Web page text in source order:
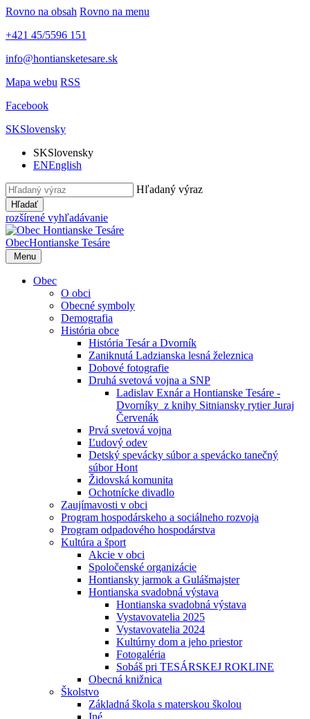
Rovno na obsah Rovno na menu
+421 45/5596 151
info@hontiansketesare.sk
Mapa webu RSS
Facebook
SKSlovensky
SKSlovensky
ENEnglish
Hľadaný výraz
Hľadať
rozšírené vyhľadávanie
ObecHontianske Tesáre
Menu
Obec
O obci
Obecné symboly
Demografia
História obce
História Tesár a Dvorník
Zaniknutá Ladzianska lesná železnica
Dobové fotografie
Druhá svetová vojna a SNP
Ladislav Exnár a Hontianske Tesáre -
Dvorníky z knihy Sitniansky rytier Juraj
Červenák
Prvá svetová vojna
Ľudový odev
Detský spevácky súbor a spevácko tanečný
súbor Hont
Židovská komunita
Ochotnícke divadlo
Zaujímavosti v obci
Program hospodárskeho a sociálneho rozvoja
Program odpadového hospodárstva
Kultúra a šport
Akcie v obci
Spoločenské organizácie
Hontiansky jarmok a Gulášmajster
Hontianska svadobná výstava
Hontianska svadobná výstava
Vystavovatelia 2025
Vystavovatelia 2024
Kultúrny dom a jeho priestor
Fotogaléria
Sobáš pri TESÁRSKEJ ROKLINE
Obecná knižnica
Školstvo
Základná škola s materskou školou
Iné